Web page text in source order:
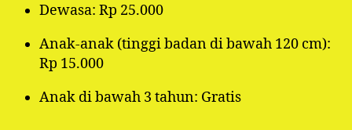
Dewasa: Rp 25.000
Anak-anak (tinggi badan di bawah 120 cm):
Rp 15.000
Anak di bawah 3 tahun: Gratis